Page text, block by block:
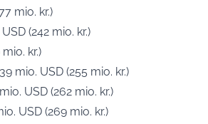
mio. kr.)
(242 mio. kr.)
kr.)
mio. USD (255 mio. kr.)
USD (262 mio. kr.)
USD (269 mio. kr.)